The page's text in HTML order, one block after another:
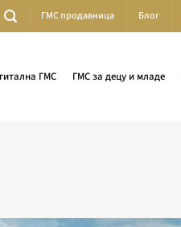
ГМС продавница Блог
ГМС ГМС за децу и младе